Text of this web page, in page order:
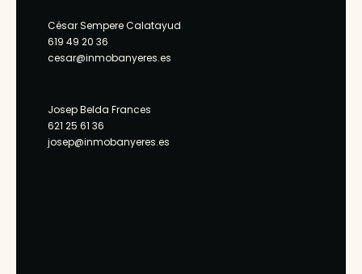
César Sempere Calatayud
619 49 20 36
cesar@inmobanyeres.es
Josep Belda Frances
621 25 61 36
josep@inmobanyeres.es